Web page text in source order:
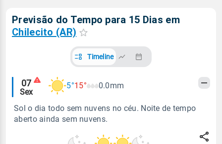
Previsão do Tempo para 15 Dias em
Chilecito (AR)
Timeline
Alertas
meteorológicos
07
Sex
5°15° 0.0mm
Sol o dia todo sem nuvens no céu. Noite de tempo
aberto ainda sem nuvens.